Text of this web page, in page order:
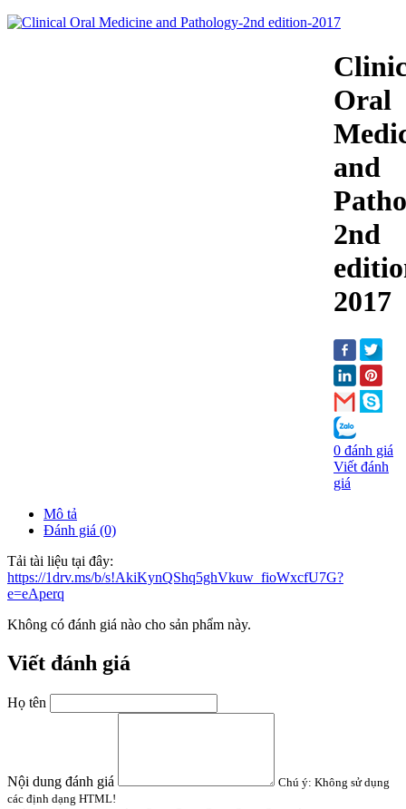
Oral
and
2nd
2017
0 đánh giá
Viết đánh
giá
Mô tả
Đánh giá (0)
Tải tài liệu tại đây:
https://1drv.ms/b/s!AkiKynQShq5ghVkuw_fioWxcfU7G?
e=eAperq
Không có đánh giá nào cho sản phẩm này.
Viết đánh giá
Họ tên
Nội dung đánh giá Chú ý: Không sử dụng
các định dạng HTML!